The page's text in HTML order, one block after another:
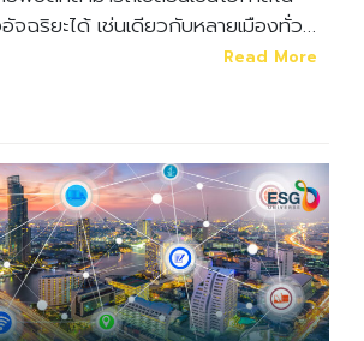
ฉริยะได้ เช่นเดียวกับหลายเมืองทั่ว…
Read More